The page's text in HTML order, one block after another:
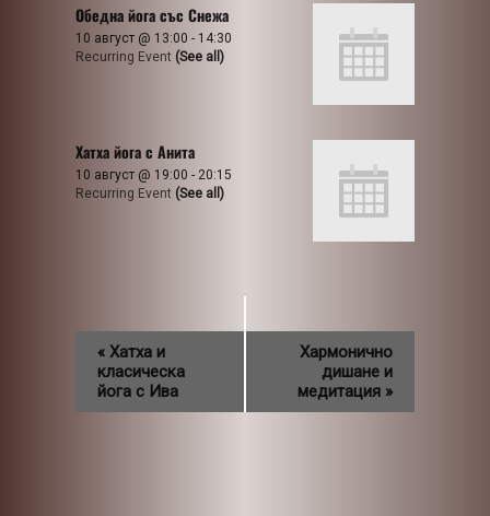
Обедна йога със Снежа
10 август @ 13:00 - 14:30
Recurring Event (See all)
Хатха йога с Анита
10 август @ 19:00 - 20:15
Recurring Event (See all)
« Хатха и
класическа
йога с Ива
Хармонично
дишане и
медитация »